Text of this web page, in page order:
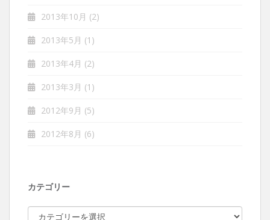
2013年10月 (2)
2013年5月 (1)
2013年4月 (2)
2013年3月 (1)
2012年9月 (5)
2012年8月 (6)
カテゴリー